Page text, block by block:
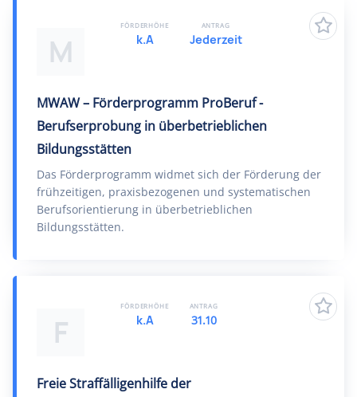
M
MWAW – Förderprogramm ProBeruf -
Berufserprobung in überbetrieblichen
Bildungsstätten
Das Förderprogramm widmet sich der Förderung der
frühzeitigen, praxisbezogenen und systematischen
Berufsorientierung in überbetrieblichen
Bildungsstätten.
FÖRDERHÖHE
k.A
ANTRAG
Jederzeit
F
Freie Straffälligenhilfe der
FÖRDERHÖHE
k.A
ANTRAG
31.10